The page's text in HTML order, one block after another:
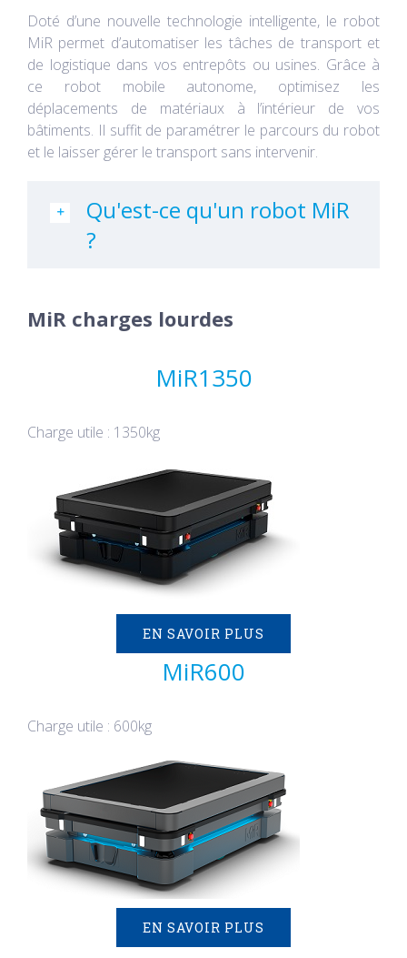
Doté d’une nouvelle technologie intelligente, le robot
MiR permet d’automatiser les tâches de transport et
de logistique dans vos entrepôts ou usines. Grâce à
ce robot mobile autonome, optimisez les
déplacements de matériaux à l’intérieur de vos
bâtiments. Il suffit de paramétrer le parcours du robot
et le laisser gérer le transport sans intervenir.
Qu'est-ce qu'un robot MiR
?
MiR charges lourdes
MiR1350
Charge utile : 1350kg
EN SAVOIR PLUS
MiR600
Charge utile : 600kg
EN SAVOIR PLUS